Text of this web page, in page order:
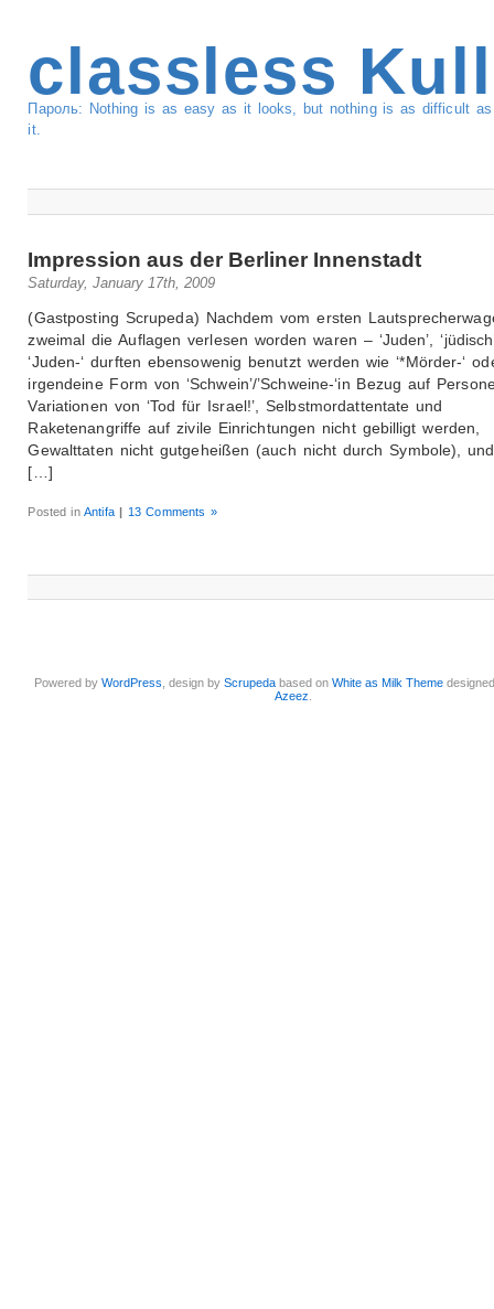
classless
Пароль: Nothing is as easy as it looks, but nothing is as difficult
it.
Impression aus der Berliner Innenstadt
Saturday, January 17th, 2009
(Gastposting Scrupeda) Nachdem vom ersten
zweimal die Auflagen verlesen worden waren – ‘Juden’,
‘Juden-‘ durften ebensowenig benutzt werden wie ‘*Mörder-‘
irgendeine Form von ‘Schwein’/’Schweine-‘in Bezug auf
Variationen von ‘Tod für Israel!’, Selbstmordattentate und
Raketenangriffe auf zivile Einrichtungen nicht gebilligt werden,
Gewalttaten nicht gutgeheißen (auch nicht durch Symbole),
[…]
Posted inAntifa | 13 Comments »
Powered byWordPress , design byScrupeda based onWhite as Milk Theme
Azeez